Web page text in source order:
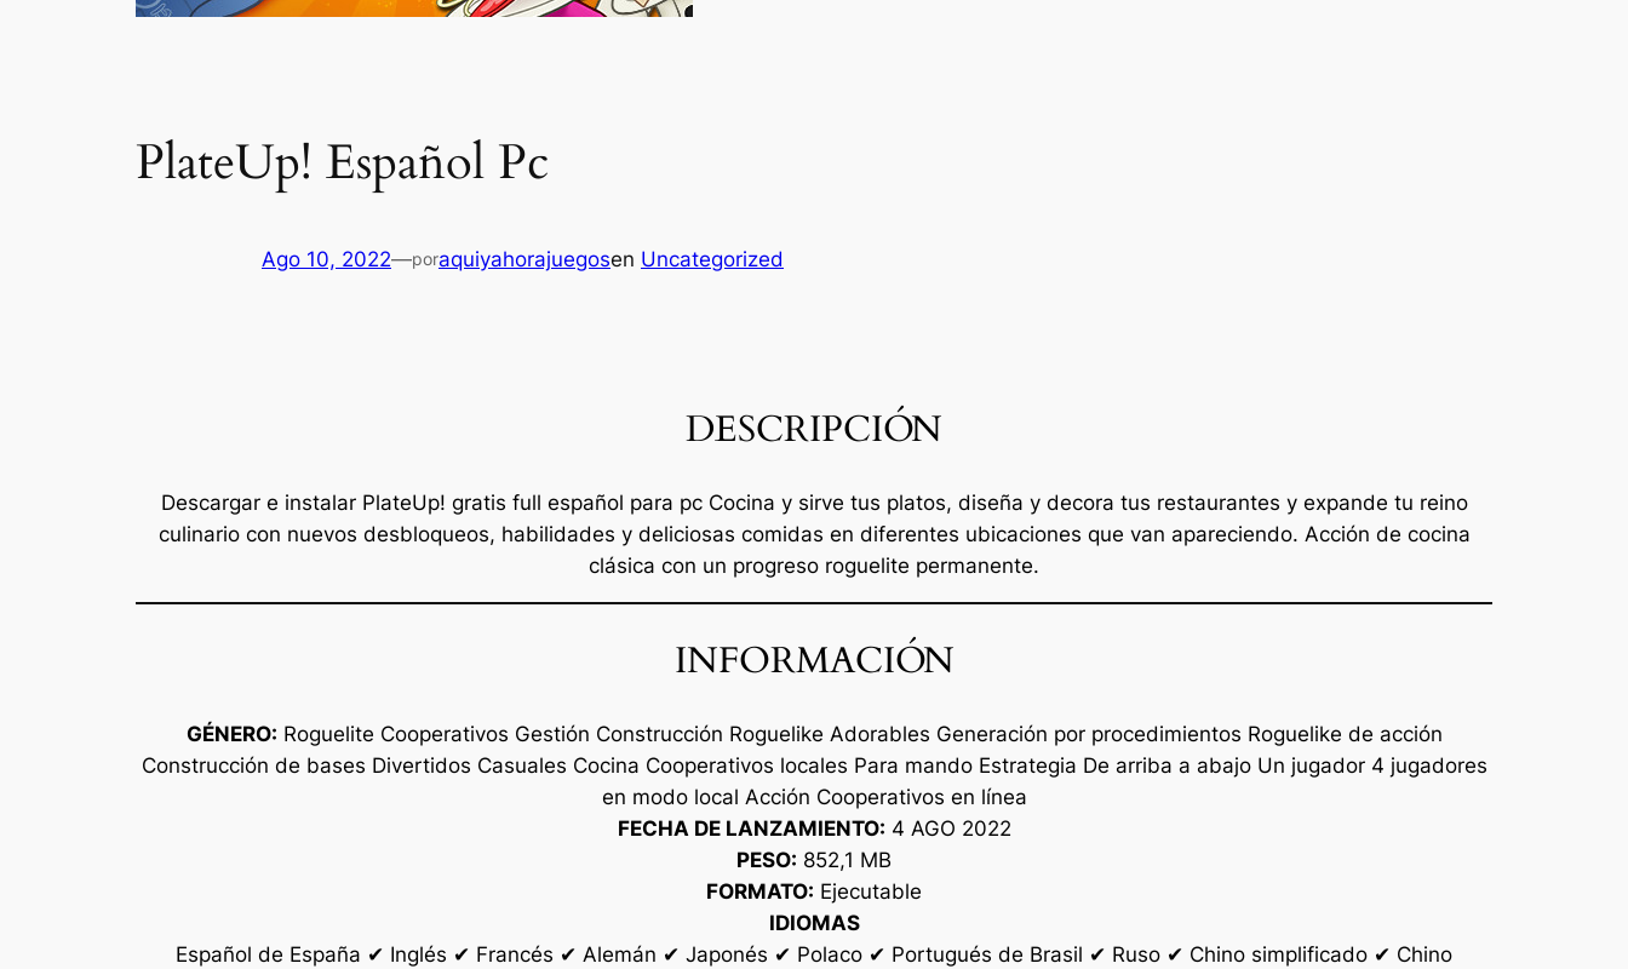
PlateUp! Español Pc
Ago 10, 2022—poraquiyahorajuegosen Uncategorized
DESCRIPCIÓN
Descargar e instalar PlateUp! gratis full español para pc Cocina y sirve tus platos, diseña y decora tus restaurantes y expande tu reino
culinario con nuevos desbloqueos, habilidades y deliciosas comidas en diferentes ubicaciones que van apareciendo. Acción de cocina
clásica con un progreso roguelite permanente.
INFORMACIÓN
GÉNERO: Roguelite Cooperativos Gestión Construcción Roguelike Adorables Generación por procedimientos Roguelike de acción
Construcción de bases Divertidos Casuales Cocina Cooperativos locales Para mando Estrategia De arriba a abajo Un jugador 4 jugadores
en modo local Acción Cooperativos en línea
FECHA DE LANZAMIENTO: 4 AGO 2022
PESO: 852,1 MB
FORMATO: Ejecutable
IDIOMAS
Español de España ✔ Inglés ✔ Francés ✔ Alemán ✔ Japonés ✔ Polaco ✔ Portugués de Brasil ✔ Ruso ✔ Chino simplificado ✔ Chino